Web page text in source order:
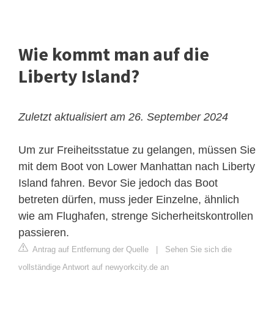
Wie kommt man auf die
Liberty Island?
Zuletzt aktualisiert am 26. September 2024
Um zur Freiheitsstatue zu gelangen, müssen Sie
mit dem Boot von Lower Manhattan nach Liberty
Island fahren. Bevor Sie jedoch das Boot
betreten dürfen, muss jeder Einzelne, ähnlich
wie am Flughafen, strenge Sicherheitskontrollen
passieren.
Antrag auf Entfernung der Quelle
Sehen Sie sich die
vollständige Antwort auf newyorkcity.de an